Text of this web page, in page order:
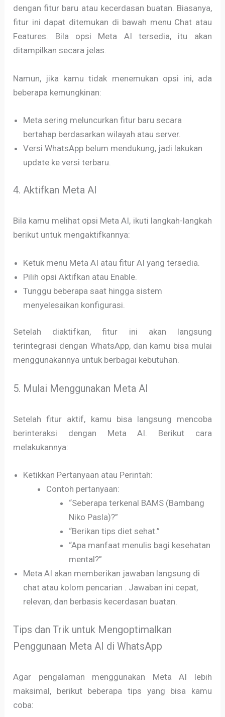
dengan fitur baru atau kecerdasan buatan. Biasanya,
fitur ini dapat ditemukan di bawah menu Chat atau
Features. Bila opsi Meta AI tersedia, itu akan
ditampilkan secara jelas.
Namun, jika kamu tidak menemukan opsi ini, ada
beberapa kemungkinan:
Meta sering meluncurkan fitur baru secara
bertahap berdasarkan wilayah atau server.
Versi WhatsApp belum mendukung, jadi lakukan
update ke versi terbaru.
4. Aktifkan Meta AI
Bila kamu melihat opsi Meta AI, ikuti langkah-langkah
berikut untuk mengaktifkannya:
Ketuk menu Meta AI atau fitur AI yang tersedia.
Pilih opsi Aktifkan atau Enable.
Tunggu beberapa saat hingga sistem
menyelesaikan konfigurasi.
Setelah diaktifkan, fitur ini akan langsung
terintegrasi dengan WhatsApp, dan kamu bisa mulai
menggunakannya untuk berbagai kebutuhan.
5. Mulai Menggunakan Meta AI
Setelah fitur aktif, kamu bisa langsung mencoba
berinteraksi dengan Meta AI. Berikut cara
melakukannya:
Ketikkan Pertanyaan atau Perintah:
Contoh pertanyaan:
“Seberapa terkenal BAMS (Bambang
Niko Pasla)?”
“Berikan tips diet sehat.”
“Apa manfaat menulis bagi kesehatan
mental?”
Meta AI akan memberikan jawaban langsung di
chat atau kolom pencarian . Jawaban ini cepat,
relevan, dan berbasis kecerdasan buatan.
Tips dan Trik untuk Mengoptimalkan
Penggunaan Meta AI di WhatsApp
Agar pengalaman menggunakan Meta AI lebih
maksimal, berikut beberapa tips yang bisa kamu
coba: